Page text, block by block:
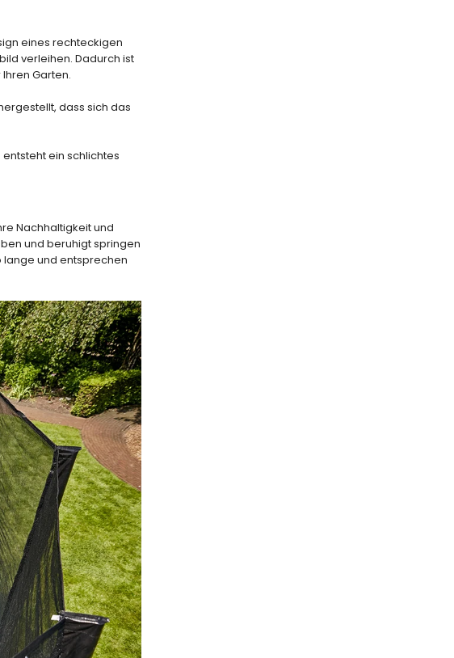
eines rechteckigen
verleihen. Dadurch ist
Garten.
dass sich das
ein schlichtes
Nachhaltigkeit und
und beruhigt springen
lange und entsprechen